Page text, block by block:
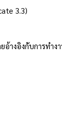
3.3)
งอิงกับการทำ